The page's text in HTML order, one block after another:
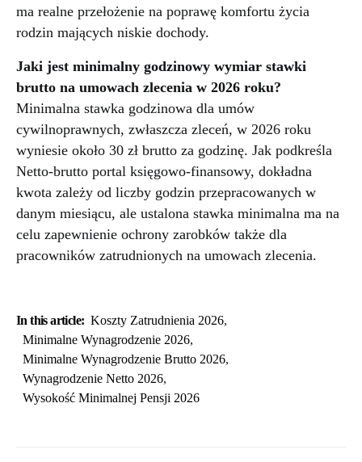
ma realne przełożenie na poprawę komfortu życia
rodzin mających niskie dochody.
Jaki jest minimalny godzinowy wymiar stawki
brutto na umowach zlecenia w 2026 roku?
Minimalna stawka godzinowa dla umów
cywilnoprawnych, zwłaszcza zleceń, w 2026 roku
wyniesie około 30 zł brutto za godzinę. Jak podkreśla
Netto-brutto portal księgowo-finansowy, dokładna
kwota zależy od liczby godzin przepracowanych w
danym miesiącu, ale ustalona stawka minimalna ma na
celu zapewnienie ochrony zarobków także dla
pracowników zatrudnionych na umowach zlecenia.
In this article: Koszty Zatrudnienia 2026,
Minimalne Wynagrodzenie 2026,
Minimalne Wynagrodzenie Brutto 2026,
Wynagrodzenie Netto 2026,
Wysokość Minimalnej Pensji 2026